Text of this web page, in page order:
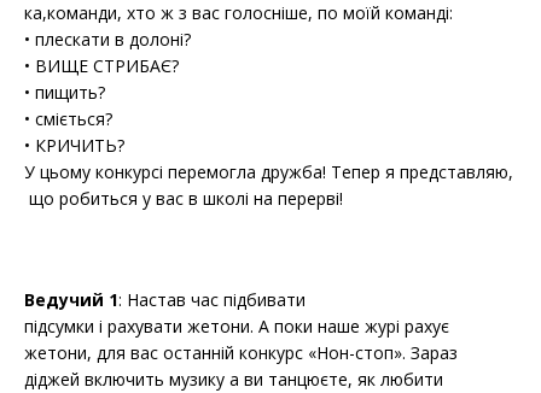
ка,команди, хто ж з вас голосніше, по моїй команді:
• плескати в долоні?
• ВИЩЕ СТРИБАЄ?
• пищить?
• сміється?
• КРИЧИТЬ?
У цьому конкурсі перемогла дружба! Тепер я представляю,
що робиться у вас в школі на перерві!
Ведучий 1: Настав час підбивати
підсумки і рахувати жетони. А поки наше журі рахує
жетони, для вас останній конкурс «Нон-стоп». Зараз
діджей включить музику а ви танцюєте, як любити